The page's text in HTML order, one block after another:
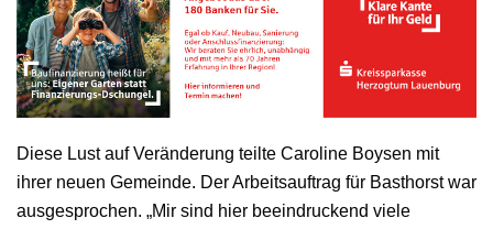
Diese Lust auf Veränderung teilte Caroline Boysen mit
ihrer neuen Gemeinde. Der Arbeitsauftrag für Basthorst war
ausgesprochen. „Mir sind hier beeindruckend viele